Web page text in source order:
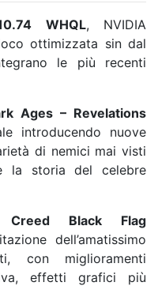
WHQL, NVIDIA
ottimizzata sin dal
le più recenti
Ages – Revelations
introducendo nuove
di nemici mai visti
la storia del celebre
Creed Black Flag
dell’amatissimo
con miglioramenti
effetti grafici più